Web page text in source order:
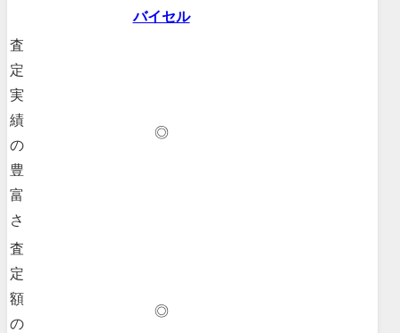
バイセル
査
定
実
績
の
豊
富
さ
◎
査
定
額
の
◎